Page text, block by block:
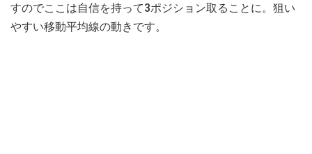
すのでここは自信を持って3ポジション取ることに。狙い
やすい移動平均線の動きです。